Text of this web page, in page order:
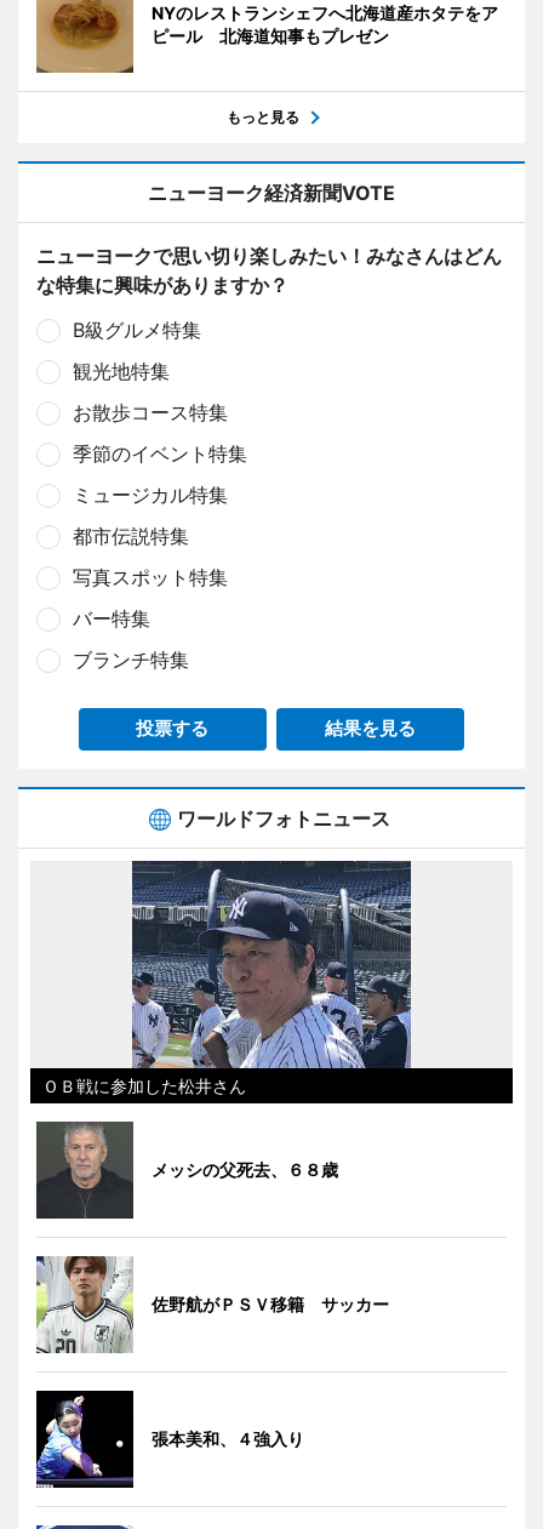
NYのレストランシェフへ北海道産ホタテをア
ピール 北海道知事もプレゼン
もっと見る
ニューヨーク経済新聞VOTE
ニューヨークで思い切り楽しみたい！みなさんはどん
な特集に興味がありますか？
B級グルメ特集
観光地特集
お散歩コース特集
季節のイベント特集
ミュージカル特集
都市伝説特集
写真スポット特集
バー特集
ブランチ特集
投票する 結果を見る
ワールドフォトニュース
ＯＢ戦に参加した松井さん
メッシの父死去、６８歳
佐野航がＰＳＶ移籍 サッカー
張本美和、４強入り